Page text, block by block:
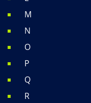
M
N
O
P
Q
R